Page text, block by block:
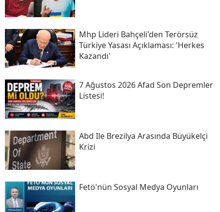
Mhp Lideri Bahçeli'den Terörsüz
Türkiye Yasası Açıklaması: 'herkes
Kazandı'
7 Ağustos 2026 Afad Son Depremler
Listesi!
Abd Ile Brezilya Arasında Büyükelçi
Krizi
Fetö'nün Sosyal Medya Oyunları